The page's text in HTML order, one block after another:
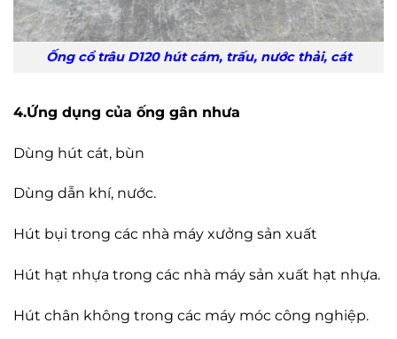
Ống cổ trâu D120 hút cám, trấu, nước thải, cát
4.Ứng dụng của ống gân nhưa
Dùng hút cát, bùn
Dùng dẫn khí, nước.
Hút bụi trong các nhà máy xưởng sản xuất
Hút hạt nhựa trong các nhà máy sản xuất hạt nhựa.
Hút chân không trong các máy móc công nghiệp.